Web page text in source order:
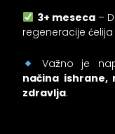
3+ meseca–
regeneracije
Važno je
načina
zdravlja.